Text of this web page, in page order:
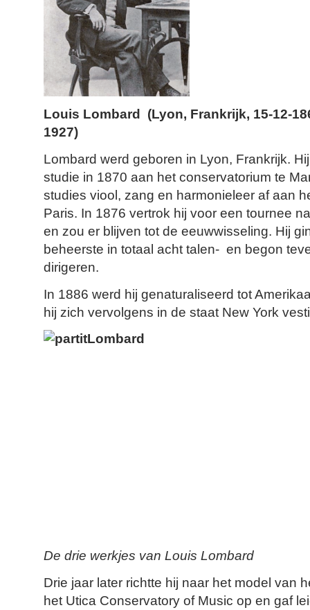
Louis Lombard (Lyon, Frankrijk, 15-12-
1927)
Lombard werd geboren in Lyon, Frankrijk.
studie in 1870 aan het conservatorium te
studies viool, zang en harmonieleer af aan
Paris. In 1876 vertrok hij voor een tournee
en zou er blijven tot de eeuwwisseling. Hij
beheerste in totaal acht talen- en begon
dirigeren.
In 1886 werd hij genaturaliseerd tot
hij zich vervolgens in de staat New York
De drie werkjes van Louis Lombard
Drie jaar later richtte hij naar het model van
het Utica Conservatory of Music op en gaf